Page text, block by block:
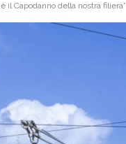
il Capodanno della nostra filiera”